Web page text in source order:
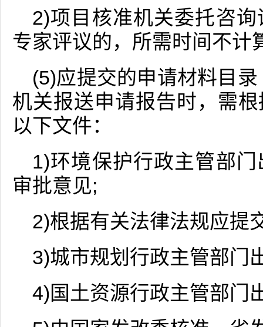
2)项目核准机关委托咨
专家评议的，所需时间不计
(5)应提交的申请材料目
机关报送申请报告时，需
以下文件：
1)环境保护行政主管部
审批意见;
2)根据有关法律法规应提
3)城市规划行政主管部门
4)国土资源行政主管部门